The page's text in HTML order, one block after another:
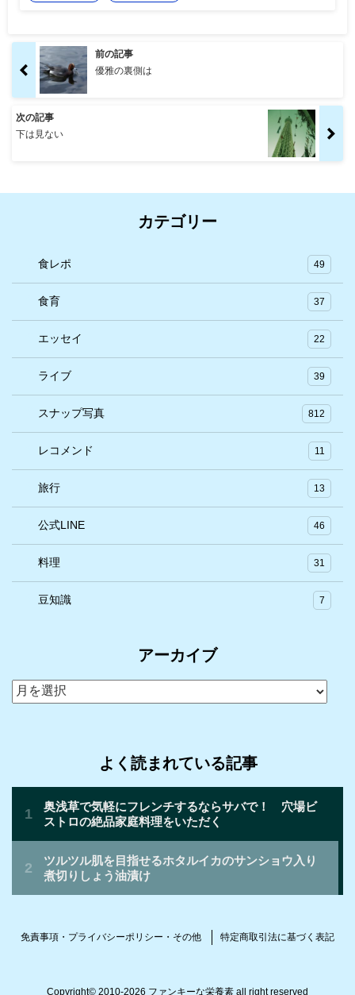
前の記事
優雅の裏側は
次の記事
下は見ない
カテゴリー
食レポ 49
食育 37
エッセイ 22
ライブ 39
スナップ写真 812
レコメンド 11
旅行 13
公式LINE 46
料理 31
豆知識 7
アーカイブ
ア
よく読まれている記事
免責事項・プライバシーポリシー・その他 特定商取引法に基づく表記
Copyright© 2010-2026 ファンキーな栄養素 all right reserved